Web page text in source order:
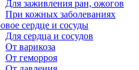
Для заживления ран, ожогов
При кожных заболеваниях
сердце и сосуды
Для сердца и сосудов
От варикоза
От геморроя